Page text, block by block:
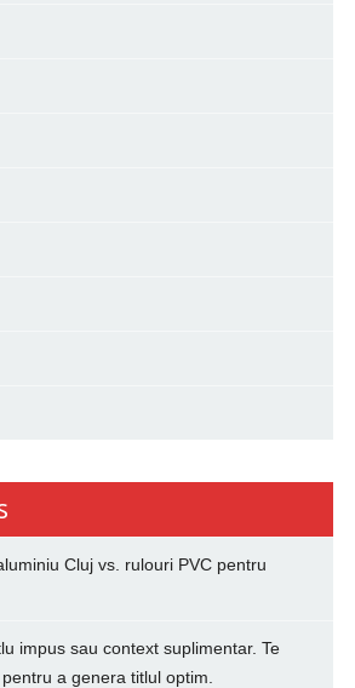
Cluj vs. rulouri PVC pentru
impus sau context suplimentar. Te
a genera titlul optim.